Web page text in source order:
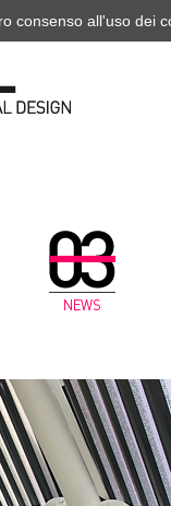
NEWS
consenso all'uso